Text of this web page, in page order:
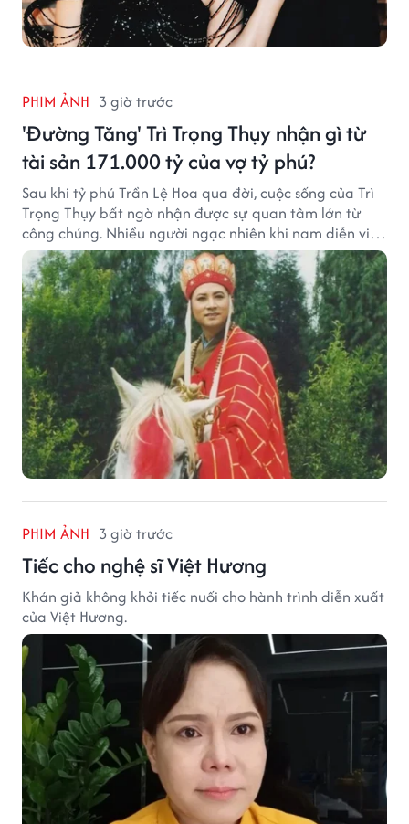
PHIM ẢNH 3 giờ trước
'Đường Tăng' Trì Trọng Thụy nhận gì từ
tài sản 171.000 tỷ của vợ tỷ phú?
Sau khi tỷ phú Trần Lệ Hoa qua đời, cuộc sống của Trì
Trọng Thụy bất ngờ nhận được sự quan tâm lớn từ
công chúng. Nhiều người ngạc nhiên khi nam diễn viên
nổi tiếng với vai Đường Tăng không xuất hiện trong
danh sách thừa kế khối tài sản hàng chục tỷ NDT.
PHIM ẢNH 3 giờ trước
Tiếc cho nghệ sĩ Việt Hương
Khán giả không khỏi tiếc nuối cho hành trình diễn xuất
của Việt Hương.